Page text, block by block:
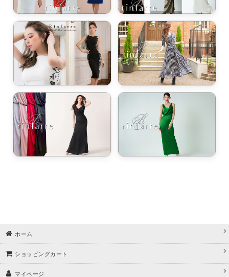
ワンピース・ドレス / バレンタイン・ホワイトデー（赤・白・ピンク）
ワンピース・ドレス / ハロウィン（茶・黄色・紫・オレンジ）
ワンピース・ドレス / 胸パッド外せる・胸パッド無し
即日配送
＊Ele Hast エレハスト＊
VIP SECRET SPRING FEVER 3日間だけの特別なご招待。
＊Ele Hast エレハスト＊SwimWear
ホーム
ショッピングカート
マイページ